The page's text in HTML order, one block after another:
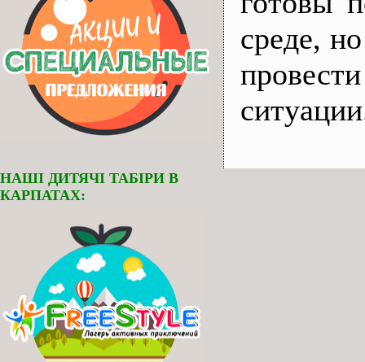
НАШІ ДИТЯЧІ ТАБІРИ В
КАРПАТАХ:
среде,